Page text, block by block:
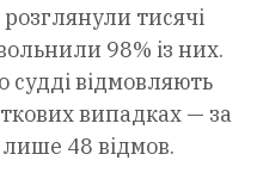
розглянули тисячі
98% із них.
судді відмовляють
випадках — за
48 відмов.